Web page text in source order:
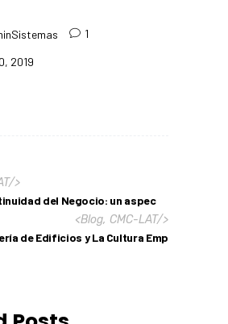
1
2019
/>
del Negocio: un aspec
<Blog, CMC-LAT/>
de Edificios y La Cultura Emp